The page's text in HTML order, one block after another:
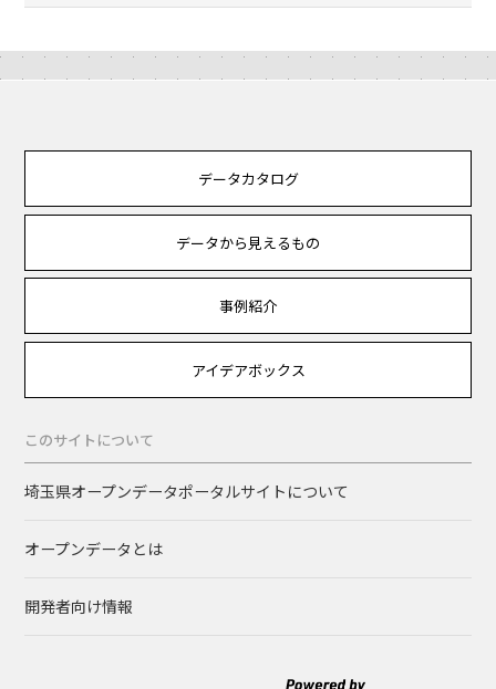
データカタログ
データから見えるもの
事例紹介
アイデアボックス
このサイトについて
埼玉県オープンデータポータルサイトについて
オープンデータとは
開発者向け情報